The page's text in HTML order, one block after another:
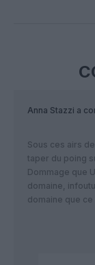
Anna Stazzi a
Sous ces airs
taper du poing
Dommage que
domaine,
domaine que ce